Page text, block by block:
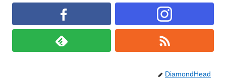
DiamondHead